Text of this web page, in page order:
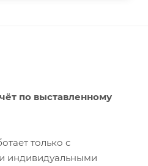
по выставленному
только с
индивидуальными